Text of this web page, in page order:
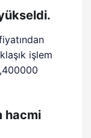
işlem
hacmi